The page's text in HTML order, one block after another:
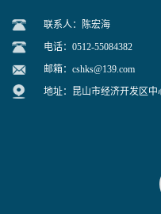
联系人：陈宏海
电话：0512-55084382
邮箱： cshks@139.com
地址：昆山市经济开发区中